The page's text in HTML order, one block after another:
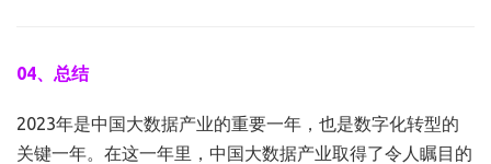
04、总结
2023年是中国大数据产业的重要一年，也是数字化转型的
关键一年。在这一年里，中国大数据产业取得了令人瞩目的